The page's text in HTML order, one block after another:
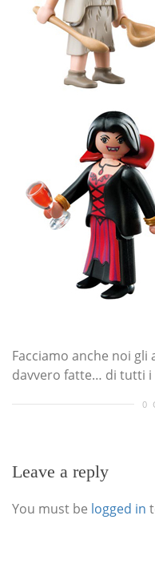
Facciamo anche noi
davvero fatte… di tutti i
0
Leave a reply
You must be logged in